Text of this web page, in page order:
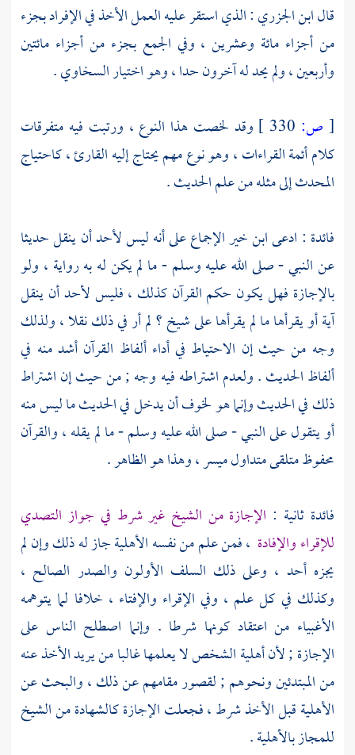
قالابن الجزري: الذي استقر عليه العمل الأخذ في الإفراد بجزء
من أجزاء مائة وعشرين ، وفي الجمع بجزء من أجزاء مائتين
وأربعين ، ولم يحد له آخرون حدا ، وهو اختيارالسخاوي.
[ ص:
وقد لخصت هذا النوع ، ورتبت فيه متفرقات
كلام أئمة القراءات ، وهو نوع مهم يحتاج إليه القارئ ، كاحتياج
المحدث إلى مثله من علم الحديث .
فائدة : ادعىابن خيرالإجماع على أنه ليس لأحد أن ينقل حديثا
عن النبي - صلى الله عليه وسلم - ما لم يكن له به رواية ، ولو
بالإجازة فهل يكون حكم القرآن كذلك ، فليس لأحد أن ينقل
آية أو يقرأها ما لم يقرأها على شيخ ؟ لم أر في ذلك نقلا ، ولذلك
وجه من حيث إن الاحتياط في أداء ألفاظ القرآن أشد منه في
ألفاظ الحديث . ولعدم اشتراطه فيه وجه ; من حيث إن اشتراط
ذلك في الحديث وإنما هو لخوف أن يدخل في الحديث ما ليس منه
أو يتقول على النبي - صلى الله عليه وسلم - ما لم يقله ، والقرآن
محفوظ متلقى متداول ميسر ، وهذا هو الظاهر .
فائدة ثانية : الإجازة من الشيخ غير شرط في جواز التصدي
للإقراء والإفادة ، فمن علم من نفسه الأهلية جاز له ذلك وإن لم
يجزه أحد ، وعلى ذلك السلف الأولون والصدر الصالح ،
وكذلك في كل علم ، وفي الإقراء والإفتاء ، خلافا لما يتوهمه
الأغبياء من اعتقاد كونها شرطا . وإنما اصطلح الناس على
الإجازة ; لأن أهلية الشخص لا يعلمها غالبا من يريد الأخذ عنه
من المبتدئين ونحوهم ; لقصور مقامهم عن ذلك ، والبحث عن
الأهلية قبل الأخذ شرط ، فجعلت الإجازة كالشهادة من الشيخ
للمجاز بالأهلية .